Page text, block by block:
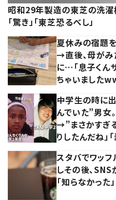
昭和29年製造の東芝の洗
「驚き」「東芝恐るべし」
夏休みの宿題
→直後、母がみ
に…「息子くん
ちゃいました
中学生の時に
んでいた”男女
→”まさかすぎ
りしたんだね」
スタバでワッフ
しその後、
「知らなかった